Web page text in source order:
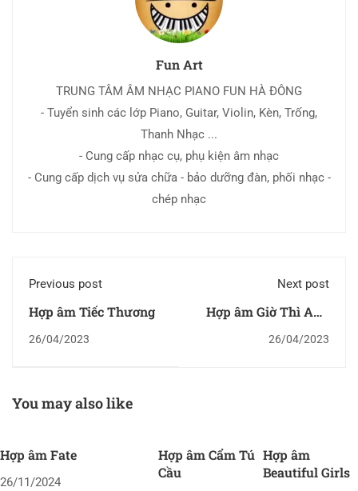
Fun Art
TRUNG TÂM ÂM NHẠC PIANO FUN HÀ ĐÔNG
- Tuyển sinh các lớp Piano, Guitar, Violin, Kèn, Trống,
Thanh Nhạc ...
- Cung cấp nhạc cụ, phụ kiện âm nhạc
- Cung cấp dịch vụ sửa chữa - bảo dưỡng đàn, phối nhạc -
chép nhạc
Previous post
Hợp âm Tiếc Thương
26/04/2023
Next post
Hợp âm Giờ Thì Anh
26/04/2023
You may also like
Hợp âm Fate
26/11/2024
Hợp âm Cẩm Tú
Cầu
Hợp âm
Beautiful Girls